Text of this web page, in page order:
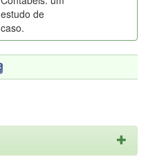
estudo de
caso.